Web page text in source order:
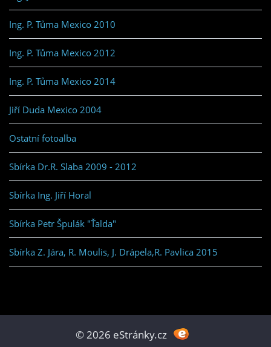
Ing. P. Tůma Mexico 2010
Ing. P. Tůma Mexico 2012
Ing. P. Tůma Mexico 2014
Jiří Duda Mexico 2004
Ostatní fotoalba
Sbírka Dr.R. Slaba 2009 - 2012
Sbírka Ing. Jiří Horal
Sbírka Petr Špulák "Ťalda"
Sbírka Z. Jára, R. Moulis, J. Drápela,R. Pavlica 2015
© 2026 eStránky.cz